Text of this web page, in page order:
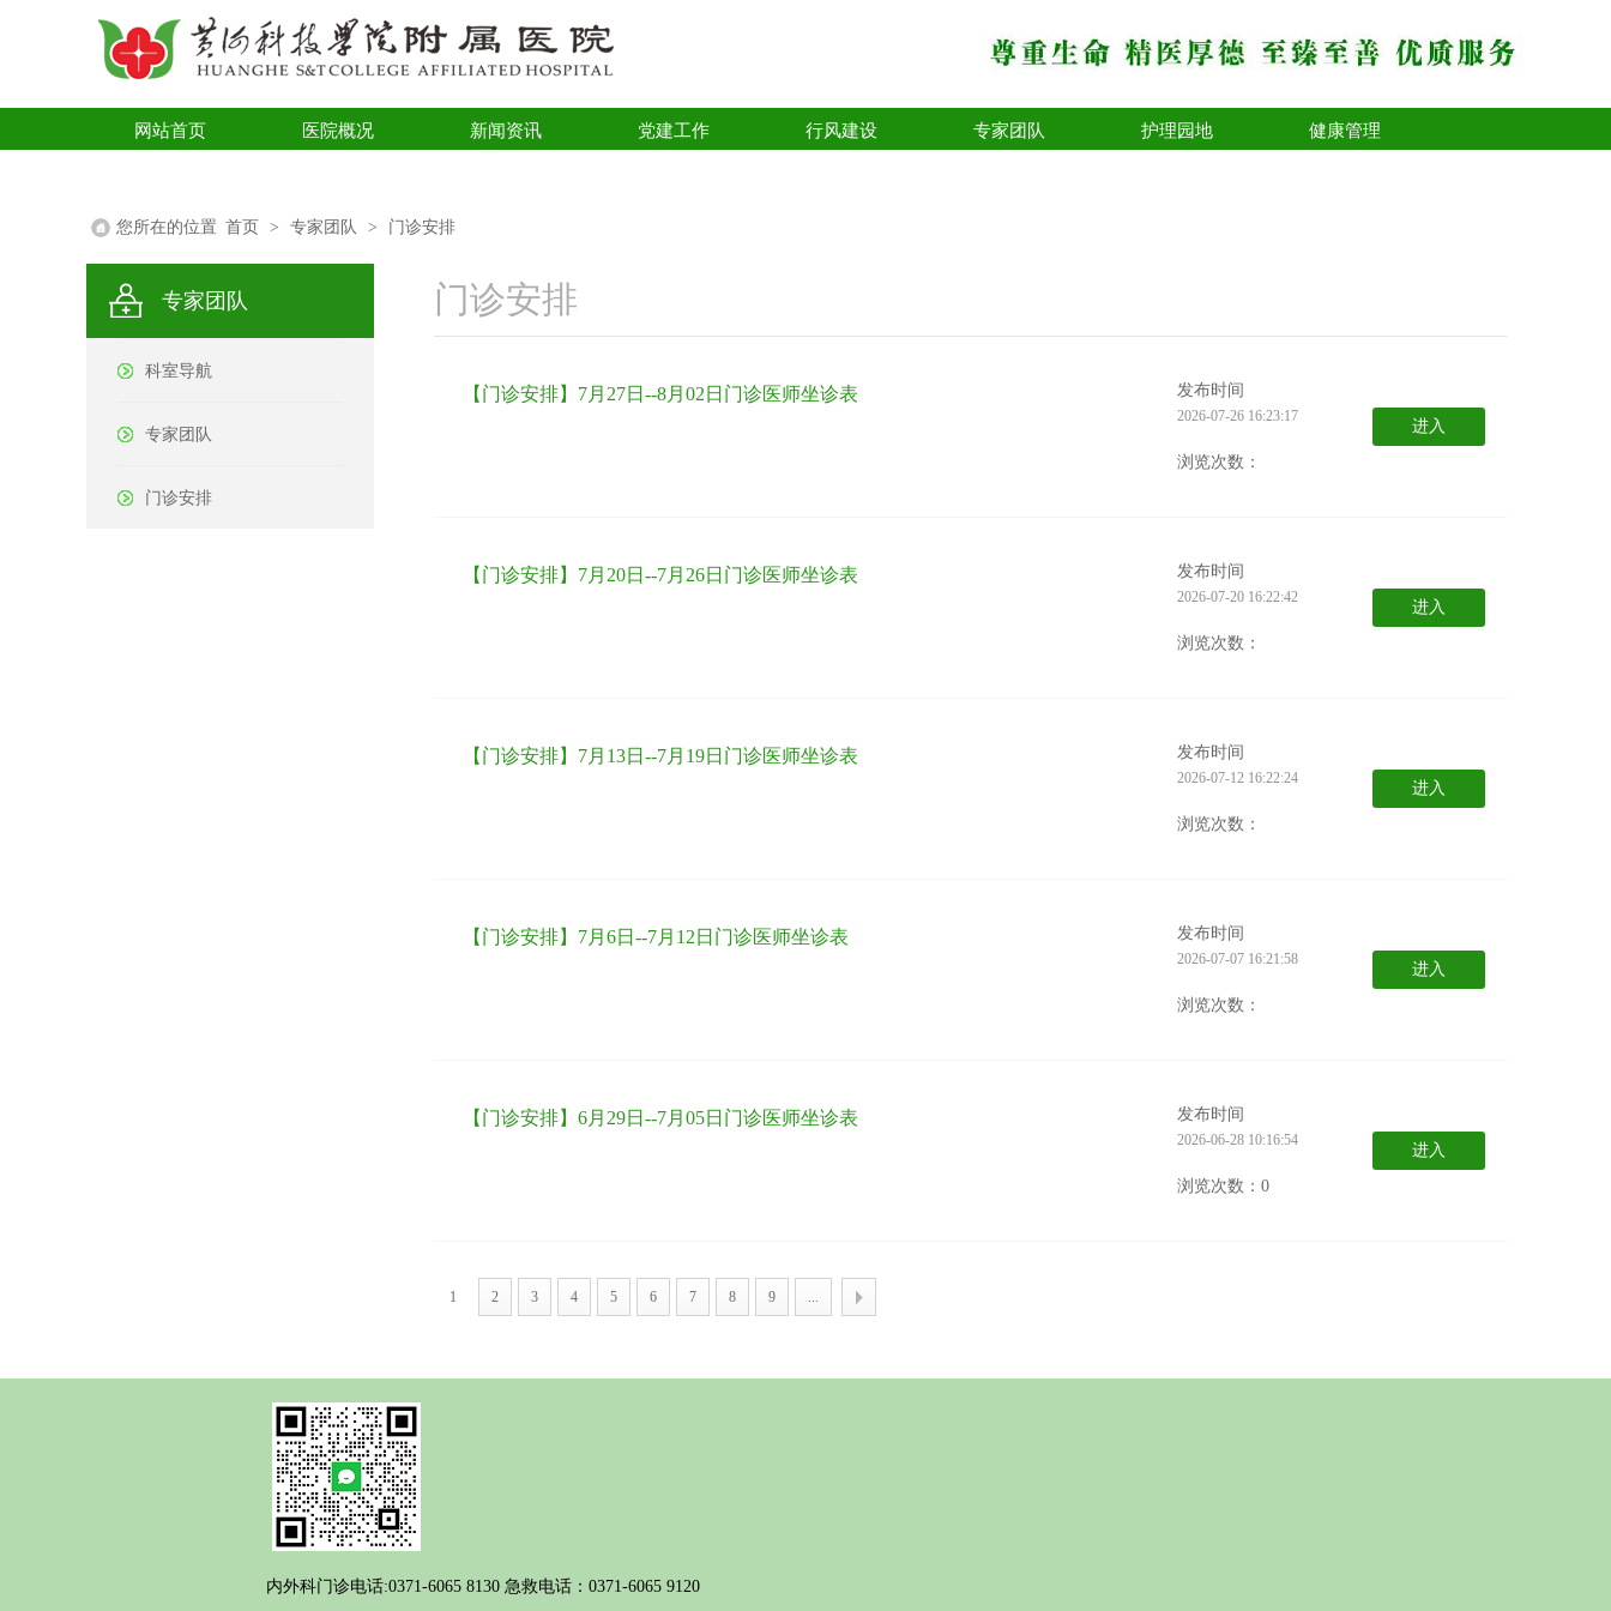
网站首页 医院概况 新闻资讯 党建工作 行风建设 专家团队 护理园地 健康管理
您所在的位置 首页 > 专家团队 > 门诊安排
专家团队
科室导航
专家团队
门诊安排
门诊安排
【门诊安排】7月27日--8月02日门诊医师坐诊表 发布时间
2026-07-26 16:23:17
浏览次数：
进入
【门诊安排】7月20日--7月26日门诊医师坐诊表 发布时间
2026-07-20 16:22:42
浏览次数：
进入
【门诊安排】7月13日--7月19日门诊医师坐诊表 发布时间
2026-07-12 16:22:24
浏览次数：
进入
【门诊安排】7月6日--7月12日门诊医师坐诊表 发布时间
2026-07-07 16:21:58
浏览次数：
进入
【门诊安排】6月29日--7月05日门诊医师坐诊表 发布时间
2026-06-28 10:16:54
浏览次数：0
进入
1 2 3 4 5 6 7 8 9 ...
内外科门诊电话:0371-6065 8130 急救电话：0371-6065 9120